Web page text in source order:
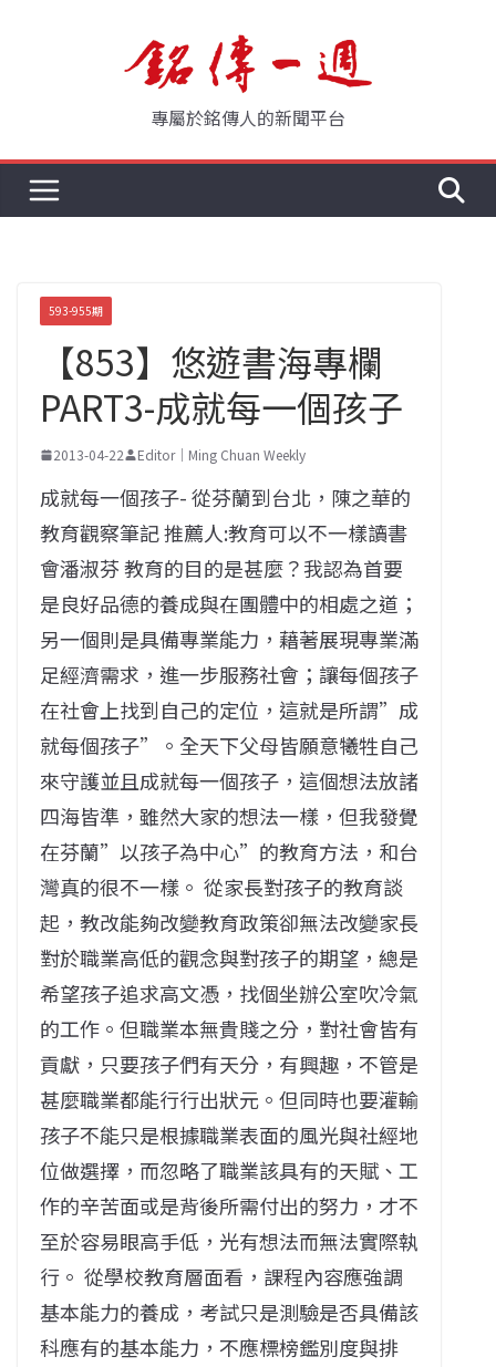
專屬於銘傳人的新聞平台
593-955期
【853】悠遊書海專欄
PART3-成就每一個孩子
2013-04-22 Editor｜Ming Chuan Weekly
成就每一個孩子- 從芬蘭到台北，陳之華的
教育觀察筆記 推薦人:教育可以不一樣讀書
會潘淑芬 教育的目的是甚麼？我認為首要
是良好品德的養成與在團體中的相處之道；
另一個則是具備專業能力，藉著展現專業滿
足經濟需求，進一步服務社會；讓每個孩子
在社會上找到自己的定位，這就是所謂”成
就每個孩子”。全天下父母皆願意犧牲自己
來守護並且成就每一個孩子，這個想法放諸
四海皆準，雖然大家的想法一樣，但我發覺
在芬蘭”以孩子為中心”的教育方法，和台
灣真的很不一樣。 從家長對孩子的教育談
起，教改能夠改變教育政策卻無法改變家長
對於職業高低的觀念與對孩子的期望，總是
希望孩子追求高文憑，找個坐辦公室吹冷氣
的工作。但職業本無貴賤之分，對社會皆有
貢獻，只要孩子們有天分，有興趣，不管是
甚麼職業都能行行出狀元。但同時也要灌輸
孩子不能只是根據職業表面的風光與社經地
位做選擇，而忽略了職業該具有的天賦、工
作的辛苦面或是背後所需付出的努力，才不
至於容易眼高手低，光有想法而無法實際執
行。 從學校教育層面看，課程內容應強調
基本能力的養成，考試只是測驗是否具備該
科應有的基本能力，不應標榜鑑別度與排